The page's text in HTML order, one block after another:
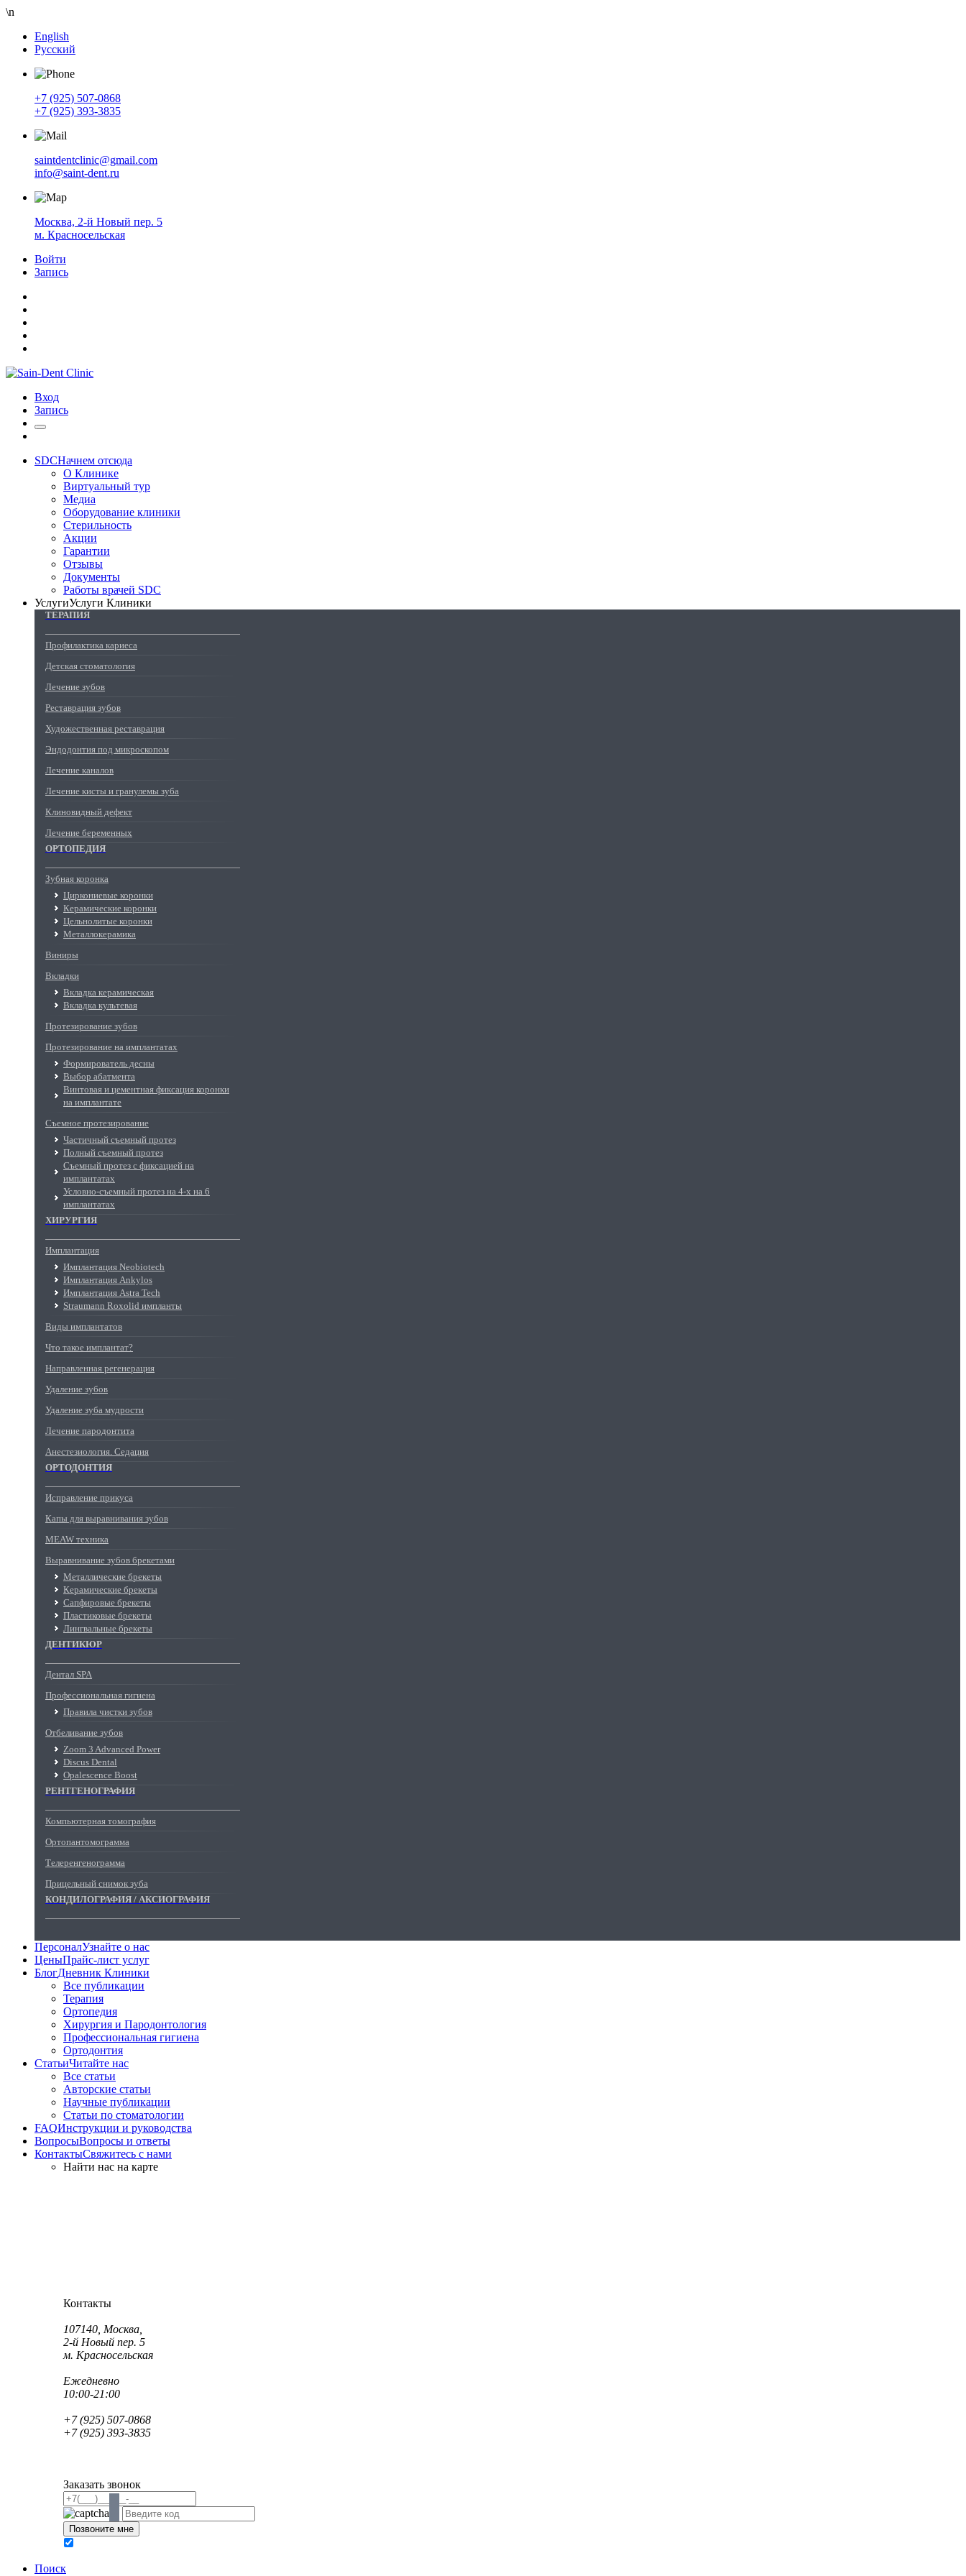
\n
English
Русский
+7 (925) 507-0868
+7 (925) 393-3835
saintdentclinic@gmail.com
info@saint-dent.ru
Москва, 2-й Новый пер. 5
м. Красносельская
Войти
Запись
Вход
Запись
SDCНачнем отсюда
О Клинике
Виртуальный тур
Медиа
Оборудование клиники
Стерильность
Акции
Гарантии
Отзывы
Документы
Работы врачей SDC
УслугиУслуги Клиники
ТЕРАПИЯ
Профилактика кариеса
Детская стоматология
Лечение зубов
Реставрация зубов
Художественная реставрация
Эндодонтия под микроскопом
Лечение каналов
Лечение кисты и гранулемы зуба
Клиновидный дефект
Лечение беременных
ОРТОПЕДИЯ
Зубная коронка
Циркониевые коронки
Керамические коронки
Цельнолитые коронки
Металлокерамика
Виниры
Вкладки
Вкладка керамическая
Вкладка культевая
Протезирование зубов
Протезирование на имплантатах
Формирователь десны
Выбор абатмента
Винтовая и цементная фиксация коронки
на имплантате
Съемное протезирование
Частичный съемный протез
Полный съемный протез
Съемный протез с фиксацией на
имплантатах
Условно-съемный протез на 4-х на 6
имплантатах
ХИРУРГИЯ
Имплантация
Имплантация Neobiotech
Имплантация Ankylos
Имплантация Astra Tech
Straumann Roxolid импланты
Виды имплантатов
Что такое имплантат?
Направленная регенерация
Удаление зубов
Удаление зуба мудрости
Лечение пародонтита
Анестезиология. Седация
ОРТОДОНТИЯ
Исправление прикуса
Капы для выравнивания зубов
MEAW техника
Выравнивание зубов брекетами
Металлические брекеты
Керамические брекеты
Сапфировые брекеты
Пластиковые брекеты
Лингвальные брекеты
ДЕНТИКЮР
Дентал SPA
Профессиональная гигиена
Правила чистки зубов
Отбеливание зубов
Zoom 3 Advanced Power
Discus Dental
Opalescence Boost
РЕНТГЕНОГРАФИЯ
Компьютерная томография
Ортопантомограмма
Телеренгенограмма
Прицельный снимок зуба
КОНДИЛОГРАФИЯ / АКСИОГРАФИЯ
ПерсоналУзнайте о нас
ЦеныПрайс-лист услуг
БлогДневник Клиники
Все публикации
Терапия
Ортопедия
Хирургия и Пародонтология
Профессиональная гигиена
Ортодонтия
СтатьиЧитайте нас
Все статьи
Авторские статьи
Научные публикации
Статьи по стоматологии
FAQИнструкции и руководства
ВопросыВопросы и ответы
КонтактыСвяжитесь с нами
Найти нас на карте
Контакты
107140, Москва,
2-й Новый пер. 5
м. Красносельская
Ежедневно
10:00-21:00
+7 (925) 507-0868
+7 (925) 393-3835
Заказать звонок
Поиск